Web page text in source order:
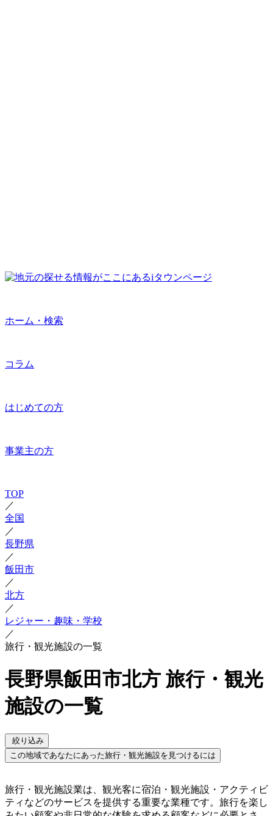
ホーム・検索
コラム
はじめての方
事業主の方
TOP
／
全国
／
長野県
／
飯田市
／
北方
／
レジャー・趣味・学校
／
旅行・観光施設の一覧
長野県飯田市北方 旅行・観光
施設の一覧
絞り込み
この地域であなたにあった旅行・観光施設を見つけるには
旅行・観光施設業は、観光客に宿泊・観光施設・アクティビ
ティなどのサービスを提供する重要な業種です。旅行を楽し